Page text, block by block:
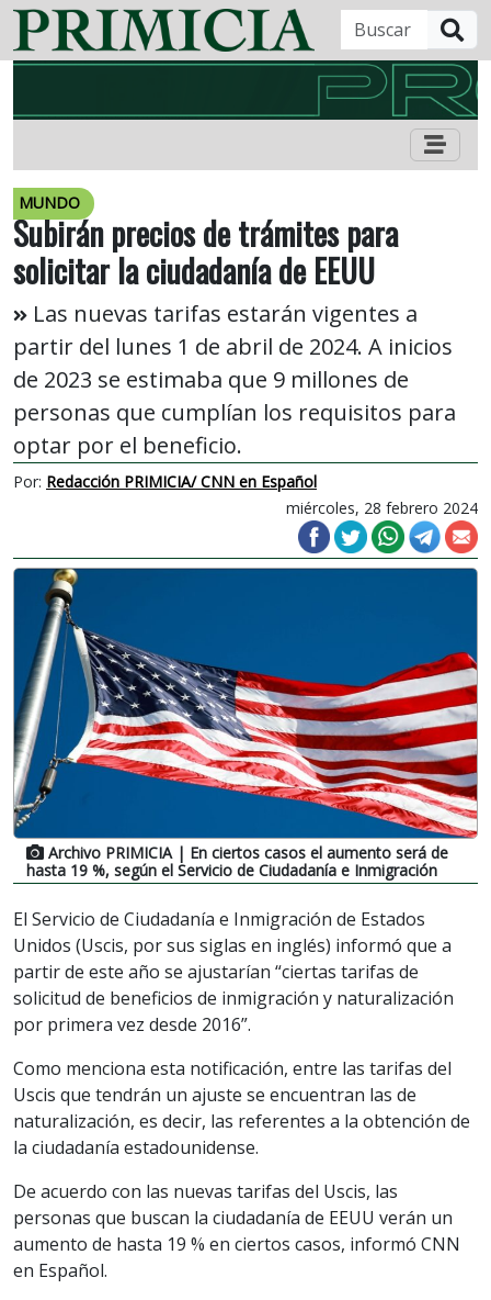
MUNDO
Subirán precios de trámites para
solicitar la ciudadanía de EEUU
Las nuevas tarifas estarán vigentes a
partir del lunes 1 de abril de 2024. A inicios
de 2023 se estimaba que 9 millones de
personas que cumplían los requisitos para
optar por el beneficio.
Por: Redacción PRIMICIA/ CNN en Español
miércoles, 28 febrero 2024
Archivo PRIMICIA | En ciertos casos el aumento será de
hasta 19 %, según el Servicio de Ciudadanía e Inmigración
El Servicio de Ciudadanía e Inmigración de Estados
Unidos (Uscis, por sus siglas en inglés) informó que a
partir de este año se ajustarían “ciertas tarifas de
solicitud de beneficios de inmigración y naturalización
por primera vez desde 2016”.
Como menciona esta notificación, entre las tarifas del
Uscis que tendrán un ajuste se encuentran las de
naturalización, es decir, las referentes a la obtención de
la ciudadanía estadounidense.
De acuerdo con las nuevas tarifas del Uscis, las
personas que buscan la ciudadanía de EEUU verán un
aumento de hasta 19 % en ciertos casos, informó CNN
en Español.